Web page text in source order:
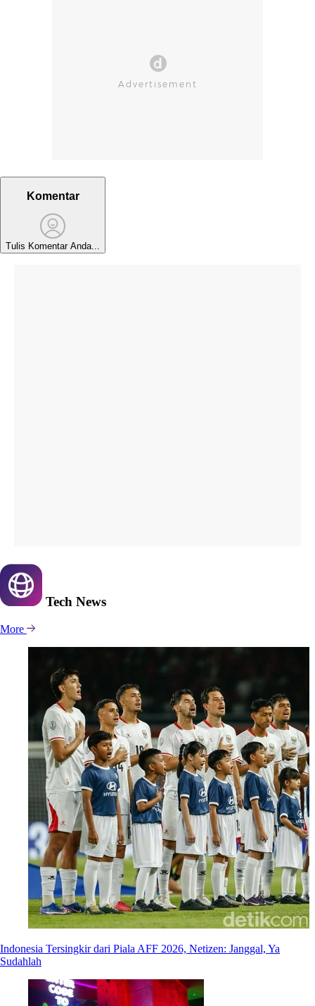
Komentar
Tulis Komentar Anda...
Tech News
More
Indonesia Tersingkir dari Piala AFF 2026, Netizen: Janggal, Ya
Sudahlah